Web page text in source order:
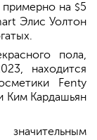
примерно на $5
Элис Уолтон
пола,
находится
Fenty
Ким Кардашьян